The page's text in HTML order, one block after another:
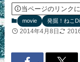
当ページのリンク
movie 発掘！ねこ
2014年4月8日